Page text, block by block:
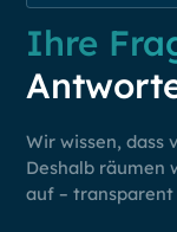
Ihre
Wir wissen, dass
Deshalb räumen
auf –